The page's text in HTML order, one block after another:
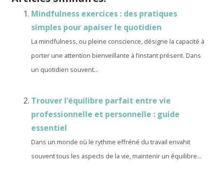
Mindfulness exercices : des pratiques
simples pour apaiser le quotidien
La mindfulness, ou pleine conscience, désigne la capacité à
porter une attention bienveillante à l’instant présent. Dans
un quotidien souvent...
Trouver l’équilibre parfait entre vie
professionnelle et personnelle : guide
essentiel
Dans un monde où le rythme effréné du travail envahit
souvent tous les aspects de la vie, maintenir un équilibre...